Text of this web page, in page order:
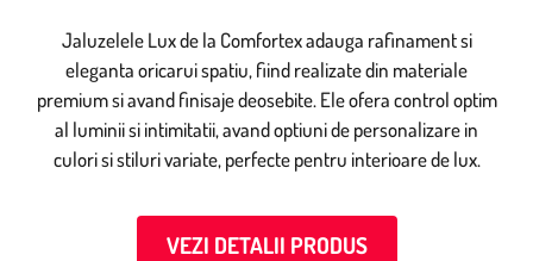
Jaluzelele Lux de la Comfortex adauga rafinament si
eleganta oricarui spatiu, fiind realizate din materiale
premium si avand finisaje deosebite. Ele ofera control optim
al luminii si intimitatii, avand optiuni de personalizare in
culori si stiluri variate, perfecte pentru interioare de lux.
VEZI DETALII PRODUS